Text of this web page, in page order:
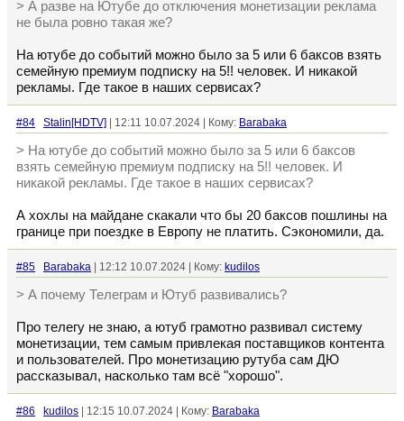
> А разве на Ютубе до отключения монетизации реклама
не была ровно такая же?
На ютубе до событий можно было за 5 или 6 баксов взять
семейную премиум подписку на 5!! человек. И никакой
рекламы. Где такое в наших сервисах?
#84 Stalin[HDTV] | 12:11 10.07.2024 | Кому: Barabaka
> На ютубе до событий можно было за 5 или 6 баксов
взять семейную премиум подписку на 5!! человек. И
никакой рекламы. Где такое в наших сервисах?
А хохлы на майдане скакали что бы 20 баксов пошлины на
границе при поездке в Европу не платить. Сэкономили, да.
#85 Barabaka | 12:12 10.07.2024 | Кому: kudilos
> А почему Телеграм и Ютуб развивались?
Про телегу не знаю, а ютуб грамотно развивал систему
монетизации, тем самым привлекая поставщиков контента
и пользователей. Про монетизацию рутуба сам ДЮ
рассказывал, насколько там всё "хорошо".
#86 kudilos | 12:15 10.07.2024 | Кому: Barabaka